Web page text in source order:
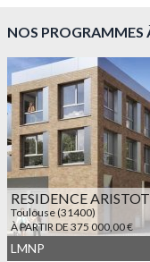
À PARTIR DE 250
NOS PROGRAMMES
RESIDENCE
Toulouse (31400)
À PARTIR DE 375 000,00 €
LMNP